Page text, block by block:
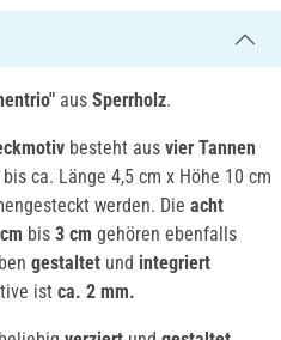
" aus Sperrholz.
besteht aus vier Tannen
bis ca. Länge 4,5 cm x Höhe 10 cm
werden. Die acht
bis 3 cm gehören ebenfalls
gestaltet und integriert
ist ca. 2 mm.